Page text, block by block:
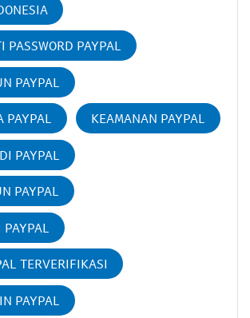
PASSWORD PAYPAL
PAYPAL
PAYPAL KEAMANAN PAYPAL
PAYPAL
PAYPAL
TERVERIFIKASI
PAYPAL